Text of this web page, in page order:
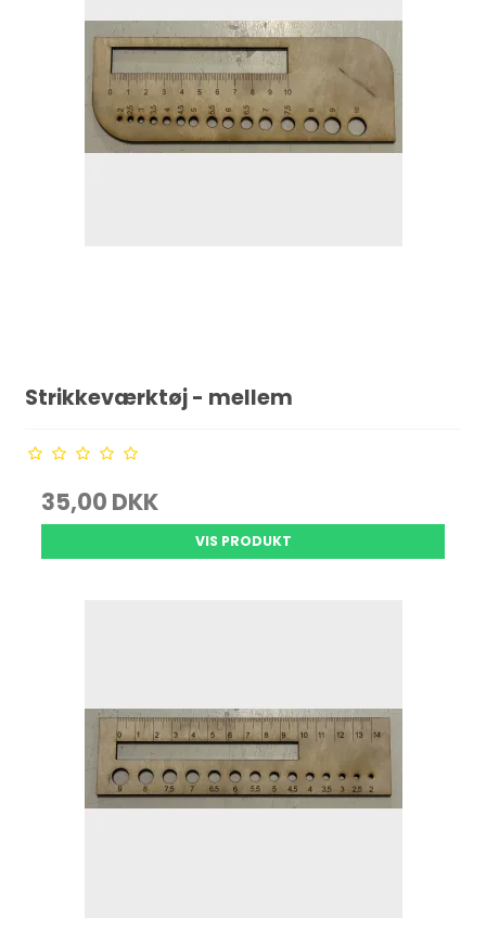
Strikkeværktøj - mellem
35,00 DKK
VIS PRODUKT